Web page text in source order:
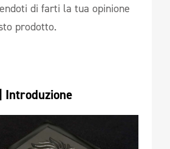
di farti la tua opinione
prodotto.
Introduzione